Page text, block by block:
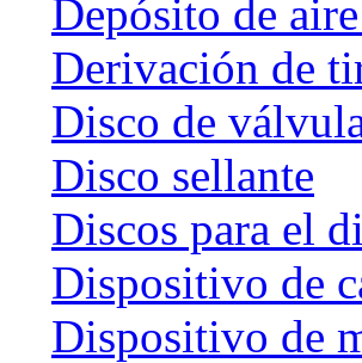
Depósito de
Derivación de
Disco de
Disco sellante
Discos para el
Dispositivo de
Dispositivo de